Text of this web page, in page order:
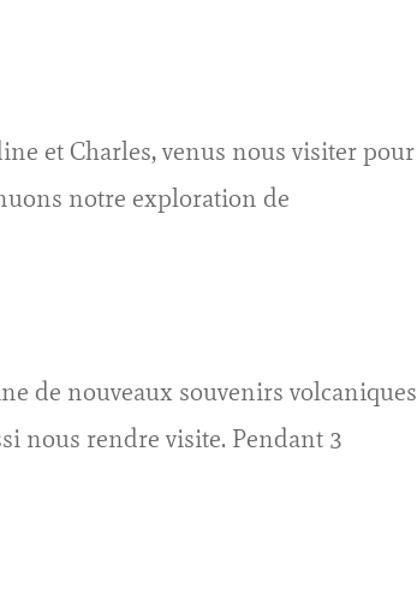
et Charles, venus nous visiter pour
notre exploration de
de nouveaux souvenirs volcaniques
nous rendre visite. Pendant 3